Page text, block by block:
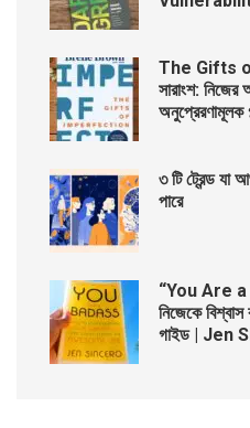
The Gifts
সারাংশ:
অনুপ্রেরণামূলক
৩ টি ট্রেন্ড যা
পারে
“You Are a
নিজেকে
গাইড | Jen